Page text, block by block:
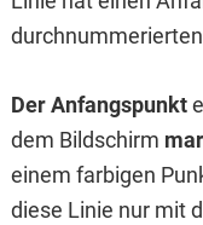
Der Anfangspunkt
dem Bildschirm
einem farbigen
diese Linie nur mit